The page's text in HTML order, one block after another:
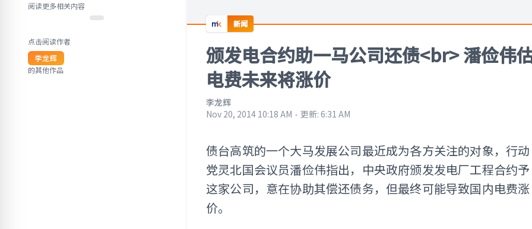
阅读更多相关内容
点击阅读作者
李龙辉
的其他作品
新闻
颁发电合约助一马公司还债<br> 潘俭伟
电费未来将涨价
李龙辉
Nov 20, 2014 10:18 AM ⋅ 更新: 6:31 AM
债台高筑的一个大马发展公司最近成为各方关注的对象，行动
党灵北国会议员潘俭伟指出，中央政府颁发发电厂工程合约予
这家公司，意在协助其偿还债务，但最终可能导致国内电费涨
价。